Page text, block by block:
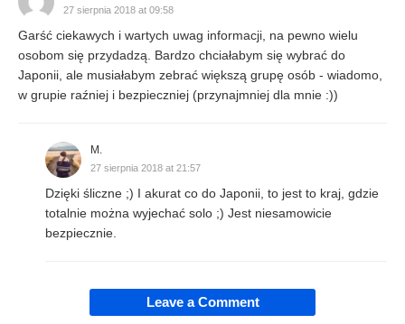
27 sierpnia 2018 at 09:58
Garść ciekawych i wartych uwag informacji, na pewno wielu
osobom się przydadzą. Bardzo chciałabym się wybrać do
Japonii, ale musiałabym zebrać większą grupę osób - wiadomo,
w grupie raźniej i bezpieczniej (przynajmniej dla mnie :))
M.
27 sierpnia 2018 at 21:57
Dzięki śliczne ;) I akurat co do Japonii, to jest to kraj, gdzie
totalnie można wyjechać solo ;) Jest niesamowicie
bezpiecznie.
Leave a Comment